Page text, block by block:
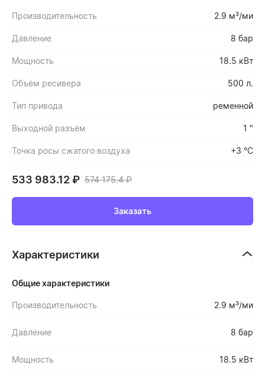
Производительность 2.9 м³/ми
Давление 8 бар
Мощность 18.5 кВт
Объём ресивера 500 л.
Тип привода ременной
Выходной разъём 1 "
Точка росы сжатого воздуха +3 °С
533 983.12₽ 574 175.4₽
Заказать
Характеристики
Общие характеристики
Производительность 2.9 м³/ми
Давление 8 бар
Мощность 18.5 кВт